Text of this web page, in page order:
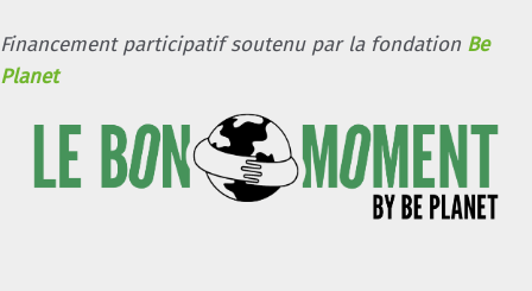
Financement participatif soutenu par la fondation Be
Planet